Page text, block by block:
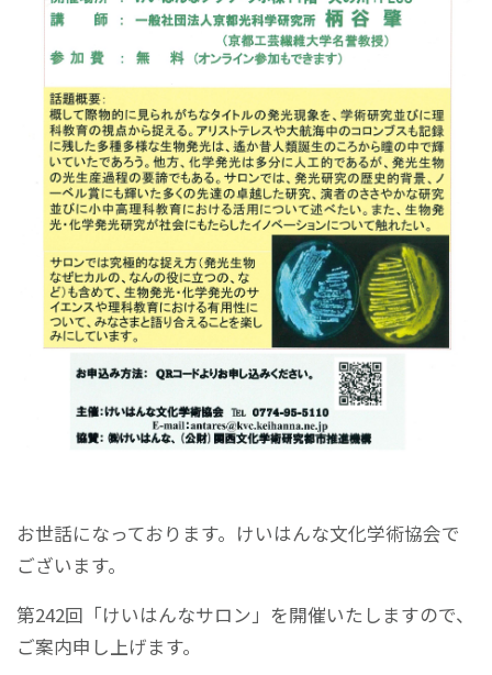
お世話になっております。けいはんな文化学術協会で
ございます。
第242回「けいはんなサロン」を開催いたしますので、
ご案内申し上げます。